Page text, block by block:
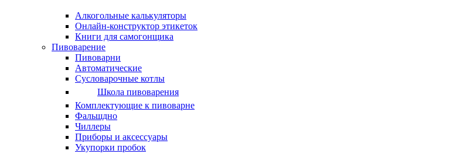
Алкогольные калькуляторы
Онлайн-конструктор этикеток
Книги для самогонщика
Пивоварение
Пивоварни
Автоматические
Сусловарочные котлы
Школа пивоварения
Комплектующие к пивоварне
Фальшдно
Чиллеры
Приборы и аксессуары
Укупорки пробок